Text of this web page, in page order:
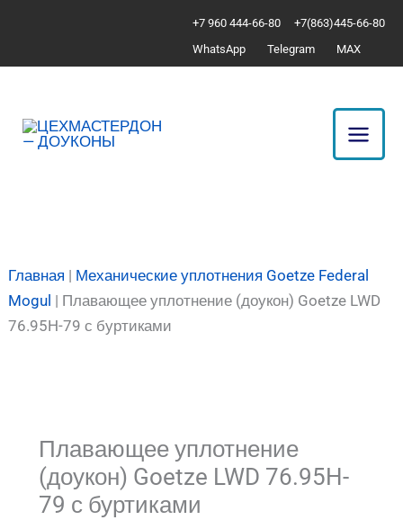
содержимому
+7 960 444-66-80
+7(863)445-66-80
WhatsApp
Telegram MAX
Главная | Механические уплотнения Goetze Federal
Mogul | Плавающее уплотнение (доукон) Goetze LWD
76.95H-79 с буртиками
Плавающее уплотнение
(доукон) Goetze LWD 76.95H-
79 с буртиками
Плавающее
Goetze